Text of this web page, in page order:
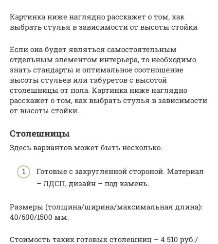
Картинка ниже наглядно расскажет о том, как
выбрать стулья в зависимости от высоты стойки
Если она будет являться самостоятельным
отдельным элементом интерьера, то необходимо
знать стандарты и оптимальное соотношение
высоты стульев или табуретов с высотой
столешницы от пола. Картинка ниже наглядно
расскажет о том, как выбрать стулья в зависимости
от высоты стойки.
Столешницы
Здесь вариантов может быть несколько.
Готовые с закругленной стороной. Материал
– ЛДСП, дизайн – под камень.
Размеры (толщина/ширина/максимальная длина):
40/600/1500 мм.
Стоимость таких готовых столешниц – 4 510 руб./